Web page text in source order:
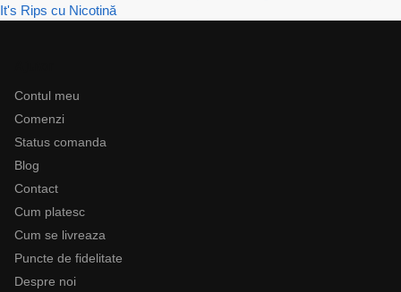
It's Rips cu Nicotină
Contul meu
Comenzi
Status comanda
Blog
Contact
Cum platesc
Cum se livreaza
Puncte de fidelitate
Despre noi